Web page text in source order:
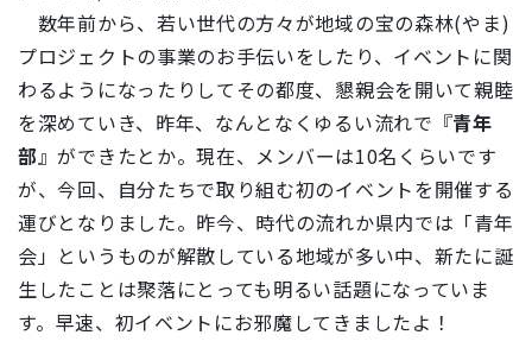
数年前から、若い世代の方々が地域の宝の森林(やま)
プロジェクトの事業のお手伝いをしたり、イベントに関
わるようになったりしてその都度、懇親会を開いて親睦
を深めていき、昨年、なんとなくゆるい流れで『青年
部』ができたとか。現在、メンバーは10名くらいです
が、今回、自分たちで取り組む初のイベントを開催する
運びとなりました。昨今、時代の流れか県内では「青年
会」というものが解散している地域が多い中、新たに誕
生したことは聚落にとっても明るい話題になっていま
す。早速、初イベントにお邪魔してきましたよ！